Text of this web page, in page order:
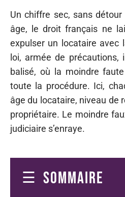
Un chiffre sec, sans
âge, le droit français ne
expulser un locataire avec
loi, armée de précautions,
balisé, où la moindre
toute la procédure. Ici,
âge du locataire, niveau de
propriétaire. Le moindre
judiciaire s’enraye.
SOMMAIRE